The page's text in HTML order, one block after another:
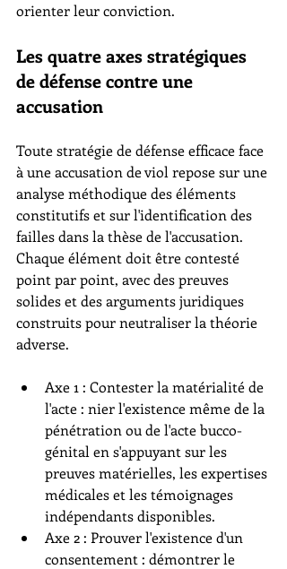
orienter leur conviction.
Les quatre axes stratégiques
de défense contre une
accusation
Toute stratégie de défense efficace face
à une accusation de viol repose sur une
analyse méthodique des éléments
constitutifs et sur l'identification des
failles dans la thèse de l'accusation.
Chaque élément doit être contesté
point par point, avec des preuves
solides et des arguments juridiques
construits pour neutraliser la théorie
adverse.
Axe 1 : Contester la matérialité de
l'acte : nier l'existence même de la
pénétration ou de l'acte bucco-
génital en s'appuyant sur les
preuves matérielles, les expertises
médicales et les témoignages
indépendants disponibles.
Axe 2 : Prouver l'existence d'un
consentement : démontrer le